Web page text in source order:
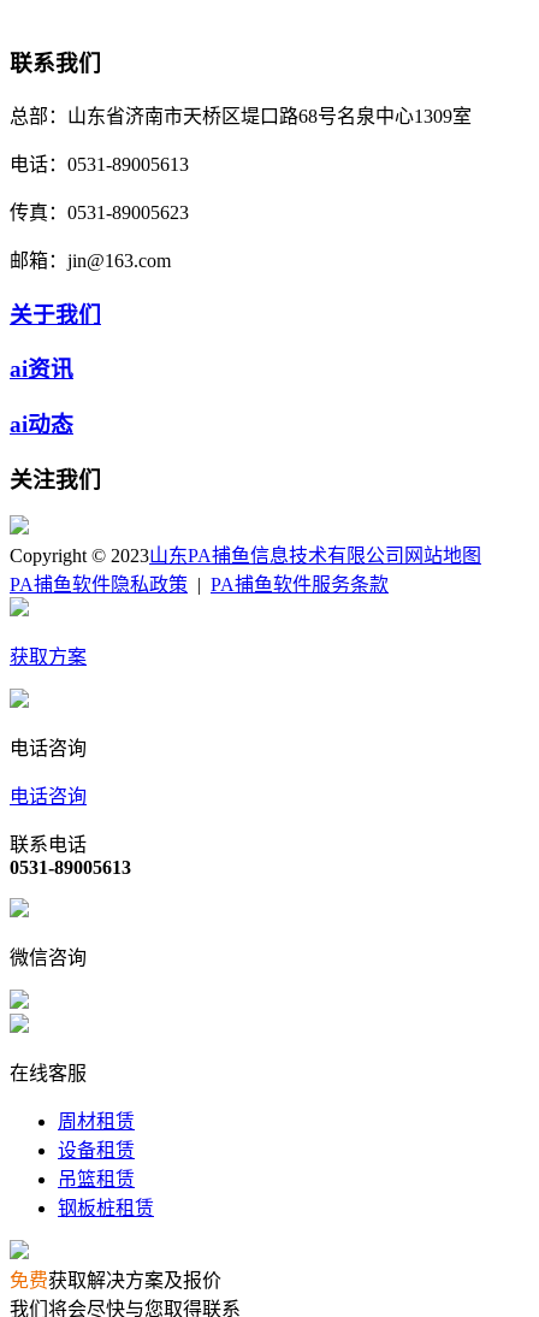
联系我们
总部： 山东省济南市天桥区堤口路68号名泉中心1309室
电话： 0531-89005613
传真： 0531-89005623
邮箱： jin@163.com
关于我们
ai资讯
ai动态
关注我们
Copyright © 2023山东PA捕鱼信息技术有限公司 网站地图
PA捕鱼软件隐私政策
PA捕鱼软件服务条款
获取方案
电话咨询
电话咨询
联系电话
0531-89005613
微信咨询
在线客服
周材租赁
设备租赁
吊篮租赁
钢板桩租赁
免费获取解决方案及报价
我们将会尽快与您取得联系